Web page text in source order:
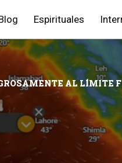
Espirituales
AL LÍMITE